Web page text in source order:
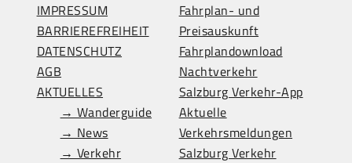
IMPRESSUM
BARRIEREFREIHEIT
DATENSCHUTZ
AGB
AKTUELLES
→ Wanderguide
→ News
→ Verkehr
Fahrplan- und
Preisauskunft
Fahrplandownload
Nachtverkehr
Salzburg Verkehr-App
Aktuelle
Verkehrsmeldungen
Salzburg Verkehr